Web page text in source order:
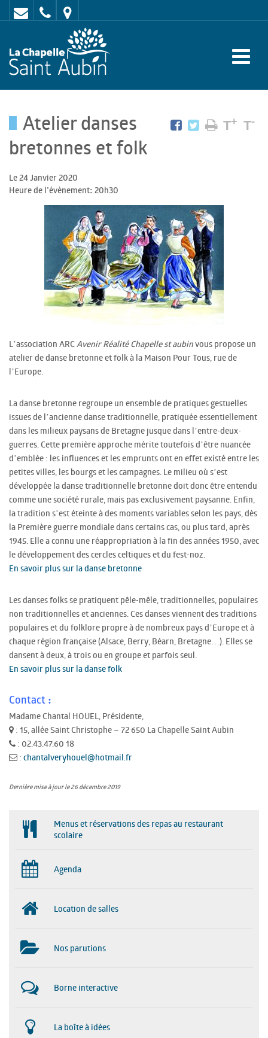
Contact
02
47
62
:
rue
de
-
SAINT
AUBIN
Atelier danses
bretonnes et folk
T+ T-
Le 24 Janvier 2020
Heure de l'évènement: 20h30
L’association ARCAvenir Réalité Chapelle st aubinvous propose un
atelier de danse bretonne et folk à la Maison Pour Tous, rue de
l’Europe.
La danse bretonne regroupe un ensemble de pratiques gestuelles
issues de l’ancienne danse traditionnelle, pratiquée essentiellement
dans les milieux paysans de Bretagne jusque dans l’entre-deux-
guerres. Cette première approche mérite toutefois d’être nuancée
d’emblée : les influences et les emprunts ont en effet existé entre les
petites villes, les bourgs et les campagnes. Le milieu où s’est
développée la danse traditionnelle bretonne doit donc être entendu
comme une société rurale, mais pas exclusivement paysanne. Enfin,
la tradition s’est éteinte à des moments variables selon les pays, dès
la Première guerre mondiale dans certains cas, ou plus tard, après
1945. Elle a connu une réappropriation à la fin des années 1950, avec
le développement des cercles celtiques et du fest-noz.
En savoir plus sur la danse bretonne
Les danses folks se pratiquent pêle-mêle, traditionnelles, populaires
non traditionnelles et anciennes. Ces danses viennent des traditions
populaires et du folklore propre à de nombreux pays d’Europe et à
chaque région française (Alsace, Berry, Béarn, Bretagne…). Elles se
dansent à deux, à trois ou en groupe et parfois seul.
En savoir plus sur la danse folk
Contact :
Madame Chantal HOUEL, Présidente,
: 15, allée Saint Christophe – 72 650 La Chapelle Saint Aubin
: 02.43.47.60 18
: chantalveryhouel@hotmail.fr
Dernière mise à jour le 26 décembre 2019
Menus et réservations des repas au restaurant
scolaire
Agenda
Location de salles
Nos parutions
Borne interactive
La boîte à idées